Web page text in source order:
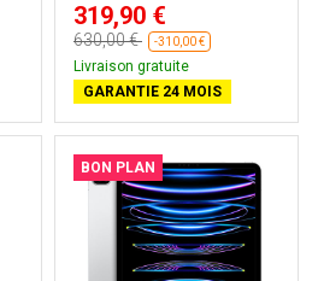
319,90 €
630,00 € -310,00 €
Livraison gratuite
GARANTIE 24 MOIS
BON PLAN